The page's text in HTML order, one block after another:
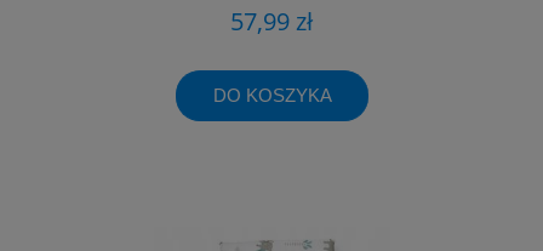
57,99 zł
DO KOSZYKA